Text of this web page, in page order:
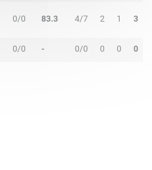
0/0 83.3 4/7 2 1 3
0/0 - 0/0 0 0 0